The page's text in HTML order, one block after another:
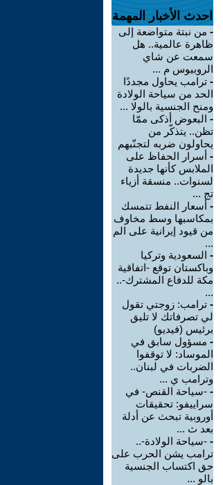
احدث الأخبار المهمة
- من نبتة متواضعة إلى
ظاهرة عالمية.. هل
سمعت عن شاي
الروبيوس م ...
- ترامب يحاول مجددًا
الحد من سياحة الولادة
ومنح الجنسية بالولا ...
- البعوض أذكى ممّا
تظن.. يتذكّر من
يحاولون ضربه لتجنّبهم
- أسرار الحفاظ على
الملابس كأنها جديدة
لسنوات.. منسقة أزياء
تج ...
- أسعار النفط تتمسك
بمكاسبها وسط مخاوف
من قيود إيرانية على الم
...
- السعودية وتركيا
وباكستان توقع -اتفاقية
مكة للدفاع المشترك-..
...
- ترامب: زوجتي تقول
لي تصرفاتك لا تليق
برئيس (فيديو)
- مسؤول سابق في
الموساد: لا توقفوا
الضربات في لبنان..
وترامب ي ...
- -سياحة القنص- في
سراييفو: تحقيقات
أوروبية تبحث عن أدلة
بعد ث ...
- -سياحة الولادة-..
ترامب يشن الحرب على
حق اكتساب الجنسية
بالو ...